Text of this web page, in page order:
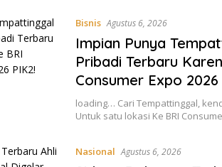
Bisnis Agustus 6, 2026
Impian Punya
Pribadi Terbaru
Consumer Expo 2026
loading… Cari Tempattinggal,
Untuk satu lokasi Ke BRI
Nasional Agustus 6, 2026